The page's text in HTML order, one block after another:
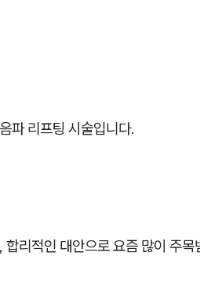
파 리프팅 시술입니다.
리적인 대안으로 요즘 많이 주목